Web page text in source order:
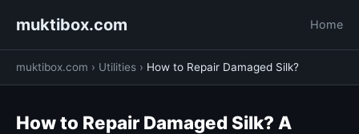
muktibox.com Home
muktibox.com › Utilities › How to Repair Damaged Silk?
How to Repair Damaged Silk? A